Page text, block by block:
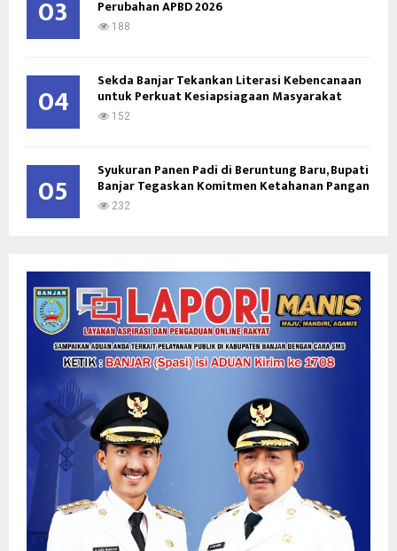
03 Perubahan APBD 2026
188
04 Sekda Banjar Tekankan Literasi Kebencanaan
untuk Perkuat Kesiapsiagaan Masyarakat
152
05 Syukuran Panen Padi di Beruntung Baru, Bupati
Banjar Tegaskan Komitmen Ketahanan Pangan
232